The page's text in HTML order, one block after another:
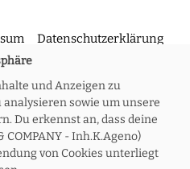
Datenschutzerklärung
Rückgabe Widerruf
Meine Bestellung
und Anzeigen zu
sowie um unsere
Du erkennst an, dass deine
- Inh.K.Ageno)
von Cookies unterliegt